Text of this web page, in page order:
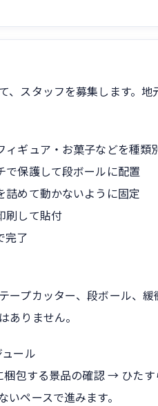
、スタッフを募集します。地
ィギュア・お菓子などを種類
で保護して段ボールに配置
詰めて動かないように固定
刷して貼付
完了
ープカッター、段ボール、
ありません。
ール
包する景品の確認 → ひた
いペースで進みます。